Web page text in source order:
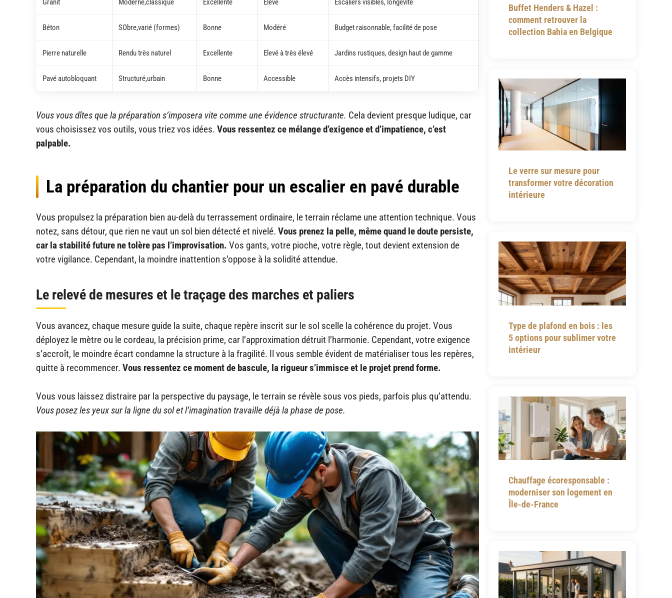
Granit Moderne,classique Excellente Elevé Escaliers visibles, longévité
Béton SObre,varié (formes) Bonne Modéré Budget raisonnable, facilité de pose
Pierre naturelle Rendu très naturel Excellente Elevé à très élevé Jardins rustiques, design haut de gamme
Pavé autobloquant Structuré,urbain Bonne Accessible Accès intensifs, projets DIY
Vous vous dîtes que la préparation s’imposera vite comme une évidence structurante. Cela devient presque ludique, car
vous choisissez vos outils, vous triez vos idées. Vous ressentez ce mélange d’exigence et d’impatience, c’est
palpable.
La préparation du chantier pour un escalier en pavé durable
Vous propulsez la préparation bien au-delà du terrassement ordinaire, le terrain réclame une attention technique. Vous
notez, sans détour, que rien ne vaut un sol bien détecté et nivelé. Vous prenez la pelle, même quand le doute persiste,
car la stabilité future ne tolère pas l’improvisation. Vos gants, votre pioche, votre règle, tout devient extension de
votre vigilance. Cependant, la moindre inattention s’oppose à la solidité attendue.
Le relevé de mesures et le traçage des marches et paliers
Vous avancez, chaque mesure guide la suite, chaque repère inscrit sur le sol scelle la cohérence du projet. Vous
déployez le mètre ou le cordeau, la précision prime, car l’approximation détruit l’harmonie. Cependant, votre exigence
s’accroît, le moindre écart condamne la structure à la fragilité. Il vous semble évident de matérialiser tous les repères,
quitte à recommencer. Vous ressentez ce moment de bascule, la rigueur s’immisce et le projet prend forme.
Vous vous laissez distraire par la perspective du paysage, le terrain se révèle sous vos pieds, parfois plus qu’attendu.
Vous posez les yeux sur la ligne du sol et l’imagination travaille déjà la phase de pose.
Buffet Henders & Hazel :
comment retrouver la
collection Bahia en Belgique
Le verre sur mesure pour
transformer votre décoration
intérieure
Type de plafond en bois : les
5 options pour sublimer votre
intérieur
Chauffage écoresponsable :
moderniser son logement en
Île-de-France